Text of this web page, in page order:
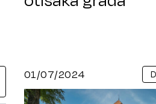
01/07/2024